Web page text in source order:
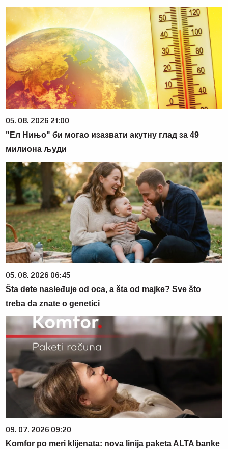
05. 08. 2026 21:00
"Ел Нињо" би могао изазвати акутну глад за 49
милиона људи
05. 08. 2026 06:45
Šta dete nasleđuje od oca, a šta od majke? Sve što
treba da znate o genetici
09. 07. 2026 09:20
Komfor po meri klijenata: nova linija paketa ALTA banke